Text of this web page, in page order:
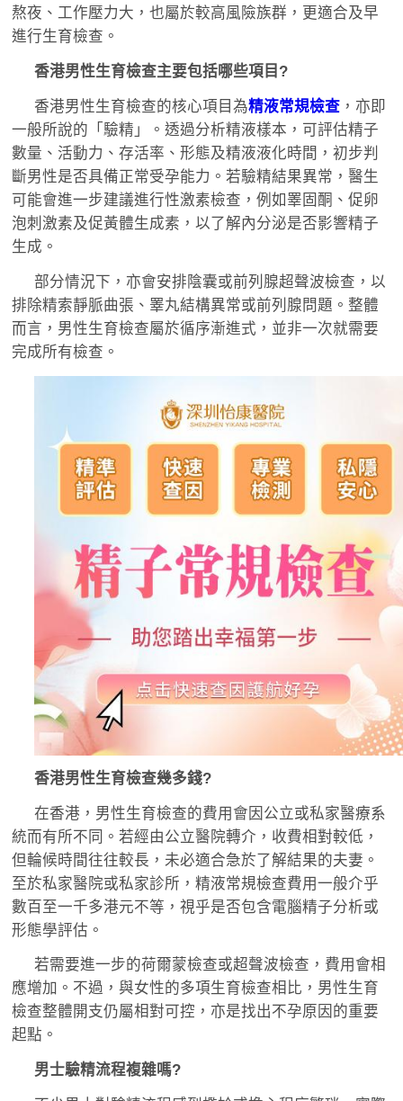
熬夜、工作壓力大，也屬於較高風險族群，更適合及早
進行生育檢查。
香港男性生育檢查主要包括哪些項目?
香港男性生育檢查的核心項目為精液常規檢查 ，亦即
一般所說的「驗精」。透過分析精液樣本，可評估精子
數量、活動力、存活率、形態及精液液化時間，初步判
斷男性是否具備正常受孕能力。若驗精結果異常，醫生
可能會進一步建議進行性激素檢查，例如睪固酮、促卵
泡刺激素及促黃體生成素，以了解內分泌是否影響精子
生成。
部分情況下，亦會安排陰囊或前列腺超聲波檢查，以
排除精索靜脈曲張、睪丸結構異常或前列腺問題。整體
而言，男性生育檢查屬於循序漸進式，並非一次就需要
完成所有檢查。
香港男性生育檢查幾多錢?
在香港，男性生育檢查的費用會因公立或私家醫療系
統而有所不同。若經由公立醫院轉介，收費相對較低，
但輪候時間往往較長，未必適合急於了解結果的夫妻。
至於私家醫院或私家診所，精液常規檢查費用一般介乎
數百至一千多港元不等，視乎是否包含電腦精子分析或
形態學評估。
若需要進一步的荷爾蒙檢查或超聲波檢查，費用會相
應增加。不過，與女性的多項生育檢查相比，男性生育
檢查整體開支仍屬相對可控，亦是找出不孕原因的重要
起點。
男士驗精流程複雜嗎?